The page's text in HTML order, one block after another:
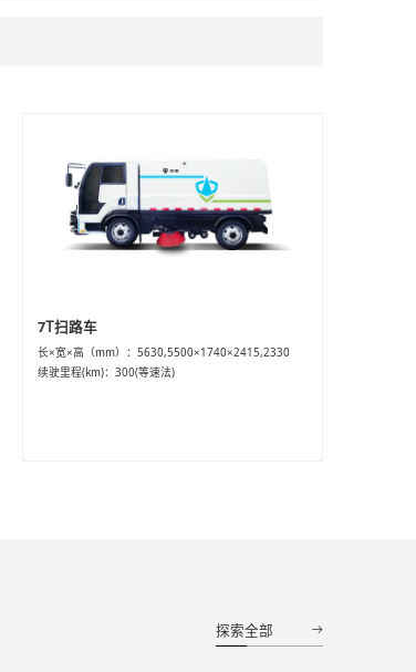
7T扫路车
长×宽×高（mm）：5630,5500×1740×2415,2330
续驶里程(km)：300(等速法)
探索全部